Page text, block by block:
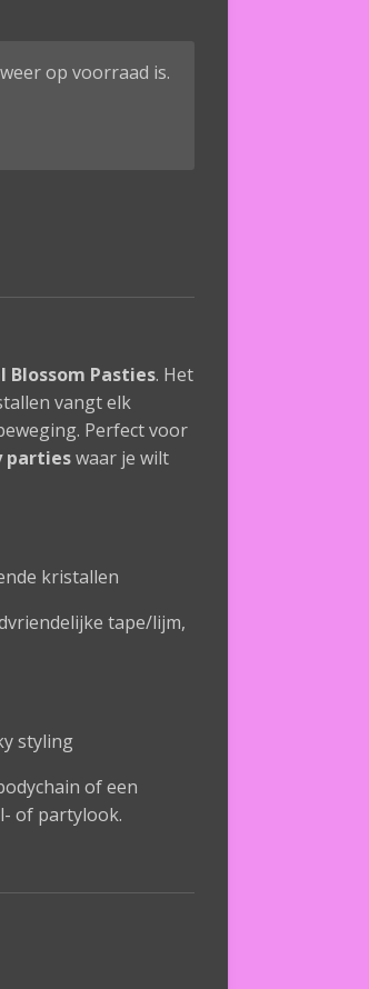
op voorraad is.
Blossom Pasties. Het
vangt elk
Perfect voor
partieswaar je wilt
kristallen
tape/lijm,
styling
of een
of partylook.